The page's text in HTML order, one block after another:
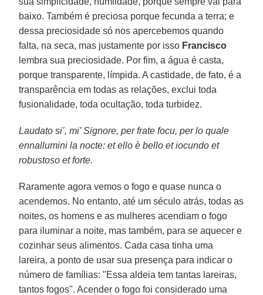
baixo. Também é preciosa porque fecunda a terra; e
dessa preciosidade só nos apercebemos quando
falta, na seca, mas justamente por isso Francisco
lembra sua preciosidade. Por fim, a água é casta,
porque transparente, límpida. A castidade, de fato, é a
transparência em todas as relações, exclui toda
fusionalidade, toda ocultação, toda turbidez.
Laudato si’, mi’ Signore, per frate focu, per lo quale
ennallumini la nocte: et ello è bello et iocundo et
robustoso et forte.
Raramente agora vemos o fogo e quase nunca o
acendemos. No entanto, até um século atrás, todas as
noites, os homens e as mulheres acendiam o fogo
para iluminar a noite, mas também, para se aquecer e
cozinhar seus alimentos. Cada casa tinha uma
lareira, a ponto de usar sua presença para indicar o
número de famílias: "Essa aldeia tem tantas lareiras,
tantos fogos". Acender o fogo foi considerado uma